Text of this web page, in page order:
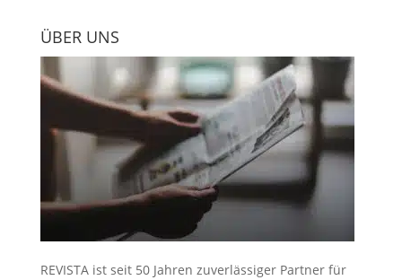
ÜBER UNS
REVISTA ist seit 50 Jahren zuverlässiger Partner für